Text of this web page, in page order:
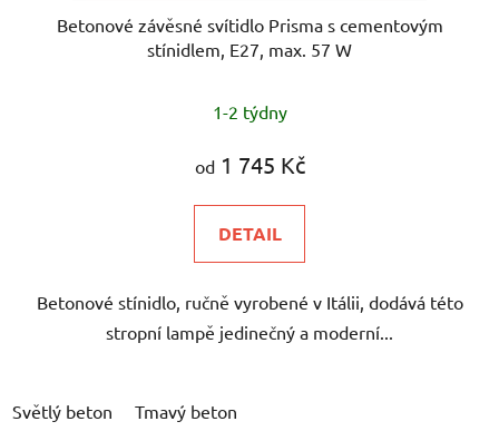
Betonové závěsné svítidlo Prisma s cementovým
stínidlem, E27, max. 57 W
1-2 týdny
od1 745 Kč
DETAIL
Betonové stínidlo, ručně vyrobené v Itálii, dodává této
stropní lampě jedinečný a moderní...
Světlý beton Tmavý beton